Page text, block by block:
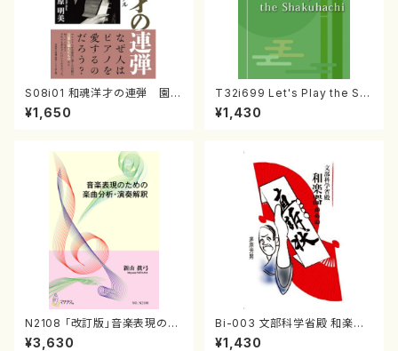
S08i01 和魂洋才の連弾 園田
高弘メモリアル （原明美/書籍）
¥1,650
T32i699 Let's Play the Sh
akuhachi（教則本・英語版）
¥1,430
N2108 「改訂版」音楽表現のた
めの楽曲分析・演奏解釈（音楽
¥3,630
Bi-003 文部科学省殿 和楽器
からの直訴状（茅原 芳男/書籍）
¥1,430